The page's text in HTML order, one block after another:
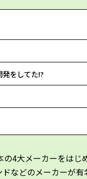
をしてた!?
4大メーカーをはじ
などのメーカーが